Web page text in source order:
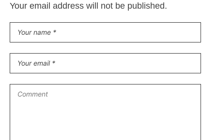
Your email address will not be published.